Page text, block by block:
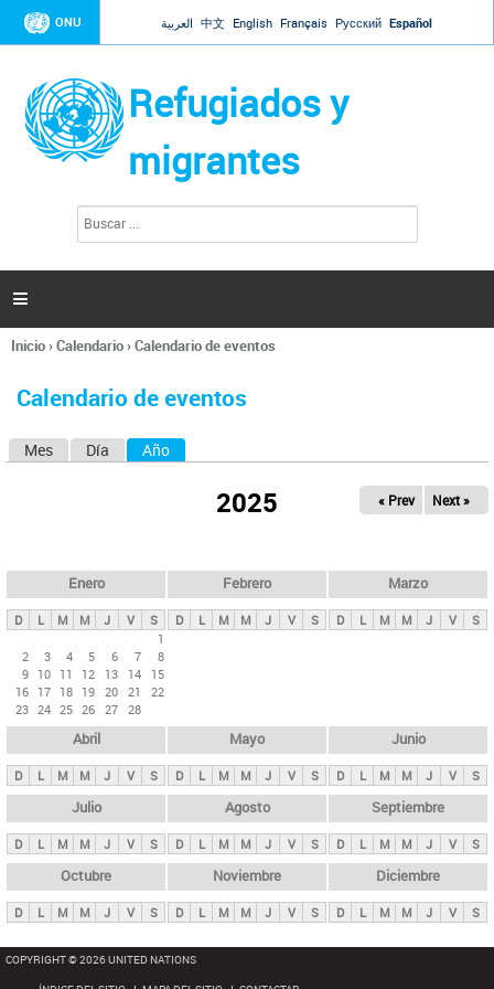
Jump to navigation
ONU العربية 中文 English Français Русский Español
Refugiados y
migrantes
l
d
s

Se
usted
Inicio›Calendario›Calendario de eventos
Calendario de eventos
s
p
n
i
p
a
l
s
Mes Día Año
2025 « Prev Next »
Enero
D L M M J V
S
1
2
3 4 5 6 7
8
9 10 11 12 13 14
15
16 17 18 19 20 21
22
23 24 25 26 27 28
Febrero
D L M M J V S
Marzo
D L M M J V S
Abril
D L M M J V S
Mayo
D L M M J V S
Junio
D L M M J V S
Julio
D L M M J V S
Agosto
D L M M J V S
Septiembre
D L M M J V S
Octubre
D L M M J V S
Noviembre
D L M M J V S
Diciembre
D L M M J V S
COPYRIGHT © 2026 UNITED NATIONS